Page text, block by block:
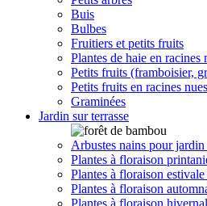
Buis
Bulbes
Fruitiers et petits fruits
Plantes de haie en racines
Petits fruits (framboisier,
Petits fruits en racines nues
Graminées
Jardin sur terrasse
Arbustes nains pour jardin
Plantes à floraison
Plantes à floraison
Plantes à floraison
Plantes à floraison